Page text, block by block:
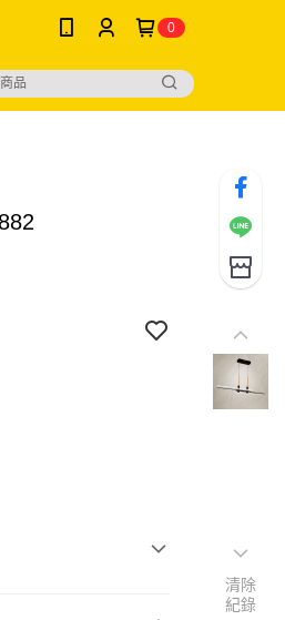
0
清除
紀錄